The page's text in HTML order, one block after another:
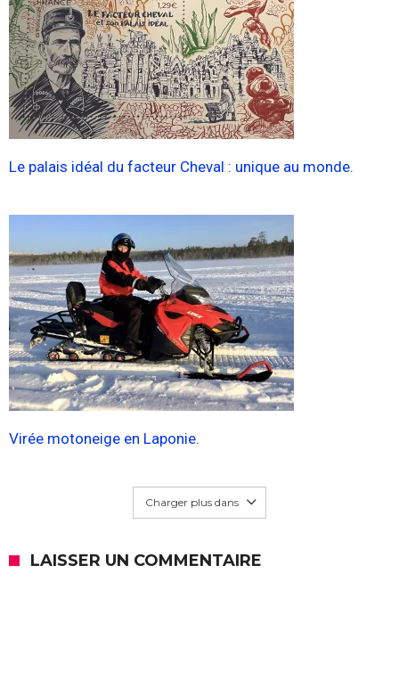
Le palais idéal du facteur Cheval : unique au monde.
Virée motoneige en Laponie.
Charger plus dans
LAISSER UN COMMENTAIRE